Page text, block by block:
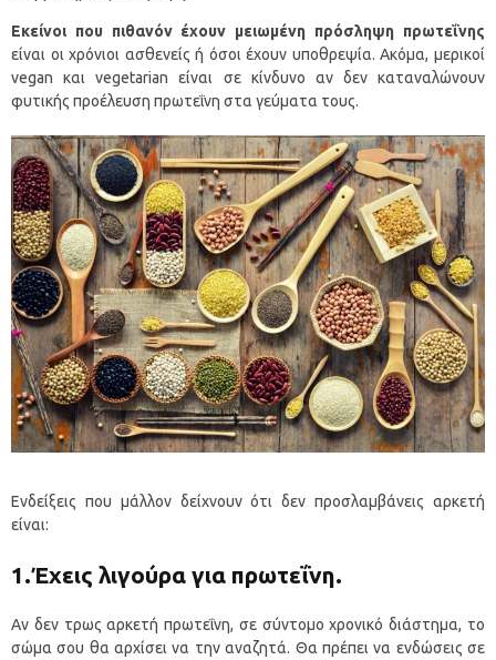
Εκείνοι που πιθανόν έχουν μειωμένη πρόσληψη πρωτεΐνης
είναι οι χρόνιοι ασθενείς ή όσοι έχουν υποθρεψία. Ακόμα, μερικοί
vegan και vegetarian είναι σε κίνδυνο αν δεν καταναλώνουν
φυτικής προέλευση πρωτεΐνη στα γεύματα τους.
Ενδείξεις που μάλλον δείχνουν ότι δεν προσλαμβάνεις αρκετή
είναι:
1.Έχεις λιγούρα για πρωτεΐνη.
Αν δεν τρως αρκετή πρωτεΐνη, σε σύντομο χρονικό διάστημα, το
σώμα σου θα αρχίσει να την αναζητά. Θα πρέπει να ενδώσεις σε